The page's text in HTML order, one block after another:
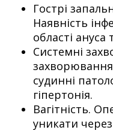
Гострі
Наявність
області
Системні
судинні
гіпертонія.
Вагітність.
уникати